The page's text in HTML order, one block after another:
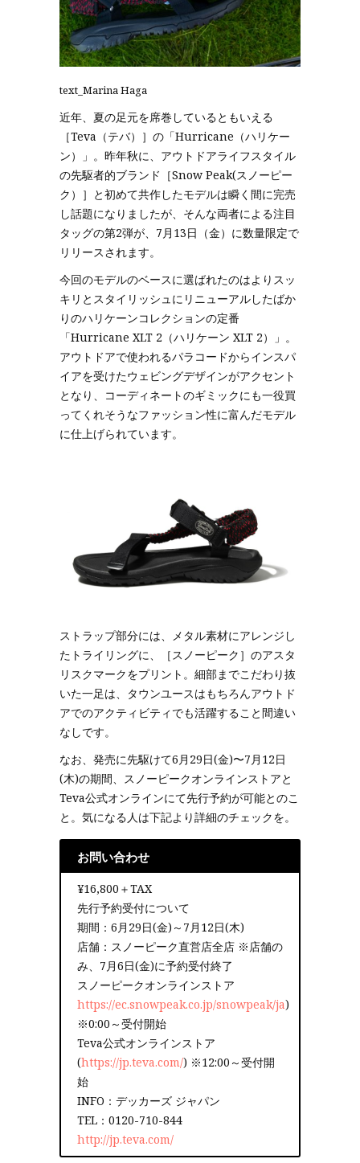
text_Marina Haga
近年、夏の足元を席巻しているともいえる
［Teva（テバ）］の「Hurricane（ハリケー
ン）」。昨年秋に、アウトドアライフスタイル
の先駆者的ブランド［Snow Peak(スノーピー
ク）］と初めて共作したモデルは瞬く間に完売
し話題になりましたが、そんな両者による注目
タッグの第2弾が、7月13日（金）に数量限定で
リリースされます。
今回のモデルのベースに選ばれたのはよりスッ
キリとスタイリッシュにリニューアルしたばか
りのハリケーンコレクションの定番
「Hurricane XLT 2（ハリケーン XLT 2）」。
アウトドアで使われるパラコードからインスパ
イアを受けたウェビングデザインがアクセント
となり、コーディネートのギミックにも一役買
ってくれそうなファッション性に富んだモデル
に仕上げられています。
ストラップ部分には、メタル素材にアレンジし
たトライリングに、［スノーピーク］のアスタ
リスクマークをプリント。細部までこだわり抜
いた一足は、タウンユースはもちろんアウトド
アでのアクティビティでも活躍すること間違い
なしです。
なお、発売に先駆けて6月29日(金)〜7月12日
(木)の期間、スノーピークオンラインストアと
Teva公式オンラインにて先行予約が可能とのこ
と。気になる人は下記より詳細のチェックを。
お問い合わせ
¥16,800＋TAX
先行予約受付について
期間：6月29日(金)～7月12日(木)
店舗：スノーピーク直営店全店 ※店舗の
み、7月6日(金)に予約受付終了
スノーピークオンラインストア
https://ec.snowpeak.co.jp/snowpeak/ja)
※0:00～受付開始
Teva公式オンラインストア
(https://jp.teva.com/) ※12:00～受付開
始
INFO：デッカーズ ジャパン
TEL：0120-710-844
http://jp.teva.com/